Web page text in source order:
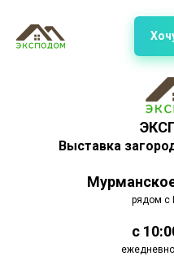
Выставка
рядом с
с